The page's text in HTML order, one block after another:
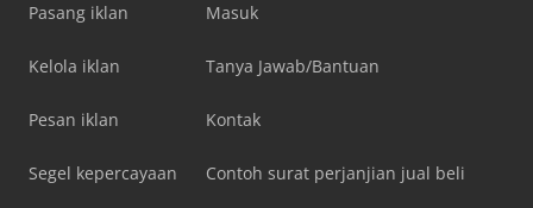
Pasang iklan
Kelola iklan
Pesan iklan
Segel kepercayaan
Masuk
Tanya Jawab/Bantuan
Kontak
Contoh surat perjanjian jual beli